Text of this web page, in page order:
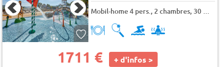
Mobil-home 4 pers., 2 chambres, 30 m² - 35 m²
1711 € + d'infos >